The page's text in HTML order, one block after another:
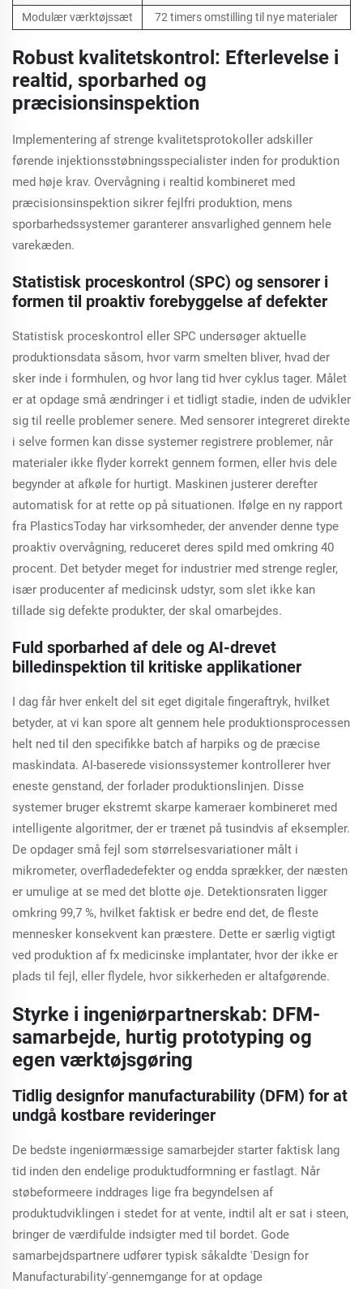
Modulær værktøjssæt 72 timers omstilling til nye materialer
Robust kvalitetskontrol: Efterlevelse i
realtid, sporbarhed og
præcisionsinspektion
Implementering af strenge kvalitetsprotokoller adskiller
førende injektionsstøbningsspecialister inden for produktion
med høje krav. Overvågning i realtid kombineret med
præcisionsinspektion sikrer fejlfri produktion, mens
sporbarhedssystemer garanterer ansvarlighed gennem hele
varekæden.
Statistisk proceskontrol (SPC) og sensorer i
formen til proaktiv forebyggelse af defekter
Statistisk proceskontrol eller SPC undersøger aktuelle
produktionsdata såsom, hvor varm smelten bliver, hvad der
sker inde i formhulen, og hvor lang tid hver cyklus tager. Målet
er at opdage små ændringer i et tidligt stadie, inden de udvikler
sig til reelle problemer senere. Med sensorer integreret direkte
i selve formen kan disse systemer registrere problemer, når
materialer ikke flyder korrekt gennem formen, eller hvis dele
begynder at afkøle for hurtigt. Maskinen justerer derefter
automatisk for at rette op på situationen. Ifølge en ny rapport
fra PlasticsToday har virksomheder, der anvender denne type
proaktiv overvågning, reduceret deres spild med omkring 40
procent. Det betyder meget for industrier med strenge regler,
især producenter af medicinsk udstyr, som slet ikke kan
tillade sig defekte produkter, der skal omarbejdes.
Fuld sporbarhed af dele og AI-drevet
billedinspektion til kritiske applikationer
I dag får hver enkelt del sit eget digitale fingeraftryk, hvilket
betyder, at vi kan spore alt gennem hele produktionsprocessen
helt ned til den specifikke batch af harpiks og de præcise
maskindata. AI-baserede visionssystemer kontrollerer hver
eneste genstand, der forlader produktionslinjen. Disse
systemer bruger ekstremt skarpe kameraer kombineret med
intelligente algoritmer, der er trænet på tusindvis af eksempler.
De opdager små fejl som størrelsesvariationer målt i
mikrometer, overfladedefekter og endda sprækker, der næsten
er umulige at se med det blotte øje. Detektionsraten ligger
omkring 99,7 %, hvilket faktisk er bedre end det, de fleste
mennesker konsekvent kan præstere. Dette er særlig vigtigt
ved produktion af fx medicinske implantater, hvor der ikke er
plads til fejl, eller flydele, hvor sikkerheden er altafgørende.
Styrke i ingeniørpartnerskab: DFM-
samarbejde, hurtig prototyping og
egen værktøjsgøring
Tidlig designfor manufacturability (DFM) for at
undgå kostbare revideringer
De bedste ingeniørmæssige samarbejder starter faktisk lang
tid inden den endelige produktudformning er fastlagt. Når
støbeformeere inddrages lige fra begyndelsen af
produktudviklingen i stedet for at vente, indtil alt er sat i steen,
bringer de værdifulde indsigter med til bordet. Gode
samarbejdspartnere udfører typisk såkaldte 'Design for
Manufacturability'-gennemgange for at opdage